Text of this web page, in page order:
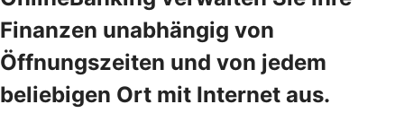
Finanzen unabhängig von
Öffnungszeiten und von jedem
beliebigen Ort mit Internet aus.